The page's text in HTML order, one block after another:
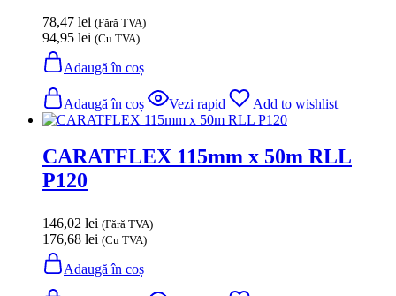
78,47 lei (Fără TVA)
94,95 lei (Cu TVA)
Adaugă în coș
Adaugă în coș Vezi rapid Add to wishlist
CARATFLEX 115mm x 50m RLL
P120
146,02 lei (Fără TVA)
176,68 lei (Cu TVA)
Adaugă în coș